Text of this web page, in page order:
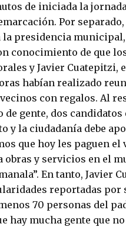
de iniciada la
Por
la presidencia
conocimiento de que
y Javier Cuatepitzi,
habían realizado
con regalos. Al
gente, dos
y la ciudadanía debe
que hoy les paguen el
obras y servicios en el
En tanto, Javier
reportadas por
70 personas del
hay mucha gente que